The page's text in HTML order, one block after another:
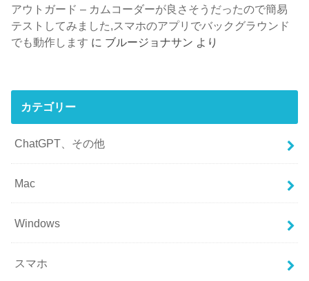
アウトガード – カムコーダーが良さそうだったので簡易
テストしてみました,スマホのアプリでバックグラウンド
でも動作します に ブルージョナサン より
カテゴリー
ChatGPT、その他
Mac
Windows
スマホ